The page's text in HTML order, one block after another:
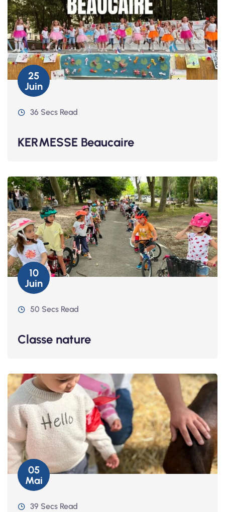
25
Juin
36 Secs Read
KERMESSE Beaucaire
10
Juin
50 Secs Read
Classe nature
05
Mai
39 Secs Read